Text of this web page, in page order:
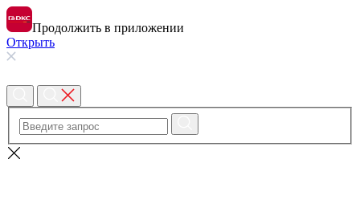
Продолжить в приложении
Открыть